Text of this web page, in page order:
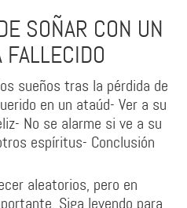
SOÑAR CON UN
sueños tras la pérdida de
en un ataúd- Ver a su
No se alarme si ve a su
espíritus- Conclusión
aleatorios, pero en
Siga leyendo para